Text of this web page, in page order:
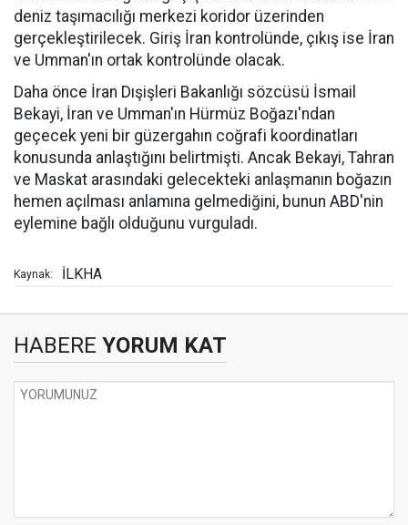
deniz taşımacılığı merkezi koridor üzerinden
gerçekleştirilecek. Giriş İran kontrolünde, çıkış ise İran
ve Umman'ın ortak kontrolünde olacak.
Daha önce İran Dışişleri Bakanlığı sözcüsü İsmail
Bekayi, İran ve Umman'ın Hürmüz Boğazı'ndan
geçecek yeni bir güzergahın coğrafi koordinatları
konusunda anlaştığını belirtmişti. Ancak Bekayi, Tahran
ve Maskat arasındaki gelecekteki anlaşmanın boğazın
hemen açılması anlamına gelmediğini, bunun ABD'nin
eylemine bağlı olduğunu vurguladı.
Kaynak: İLKHA
HABERE YORUM KAT